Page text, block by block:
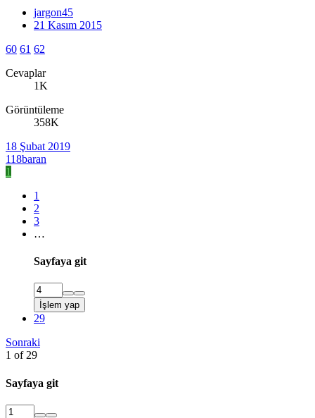
jargon45
21 Kasım 2015
60 61 62
Cevaplar
1K
Görüntüleme
358K
18 Şubat 2019
118baran
1
1
2
3
…
Sayfaya git
İşlem yap
29
Sonraki
1 of 29
Sayfaya git